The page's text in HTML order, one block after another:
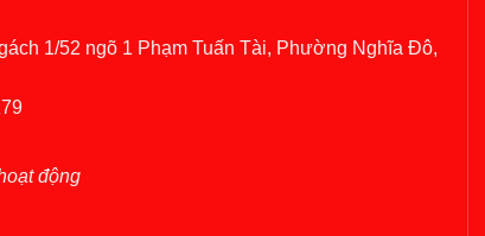
1/52 ngõ 1 Phạm Tuấn Tài, Phường Nghĩa Đô,
động